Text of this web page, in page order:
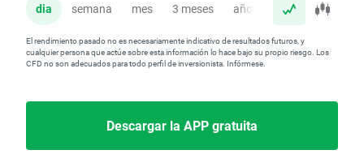
dia semana mes 3 meses año
El rendimiento pasado no es necesariamente indicativo de resultados futuros, y
cualquier persona que actúe sobre esta información lo hace bajo su propio riesgo. Los
CFD no son adecuados para todo perfil de inversionista. Infórmese.
Descargar la APP gratuita